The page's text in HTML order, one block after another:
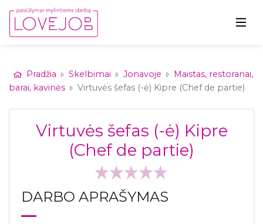
Pradžia Skelbimai Jonavoje
Maistas, restoranai,
barai, kavinės
Virtuvės šefas (-ė) Kipre (Chef de partie)
Virtuvės šefas (-ė) Kipre
(Chef de partie)
DARBO APRAŠYMAS